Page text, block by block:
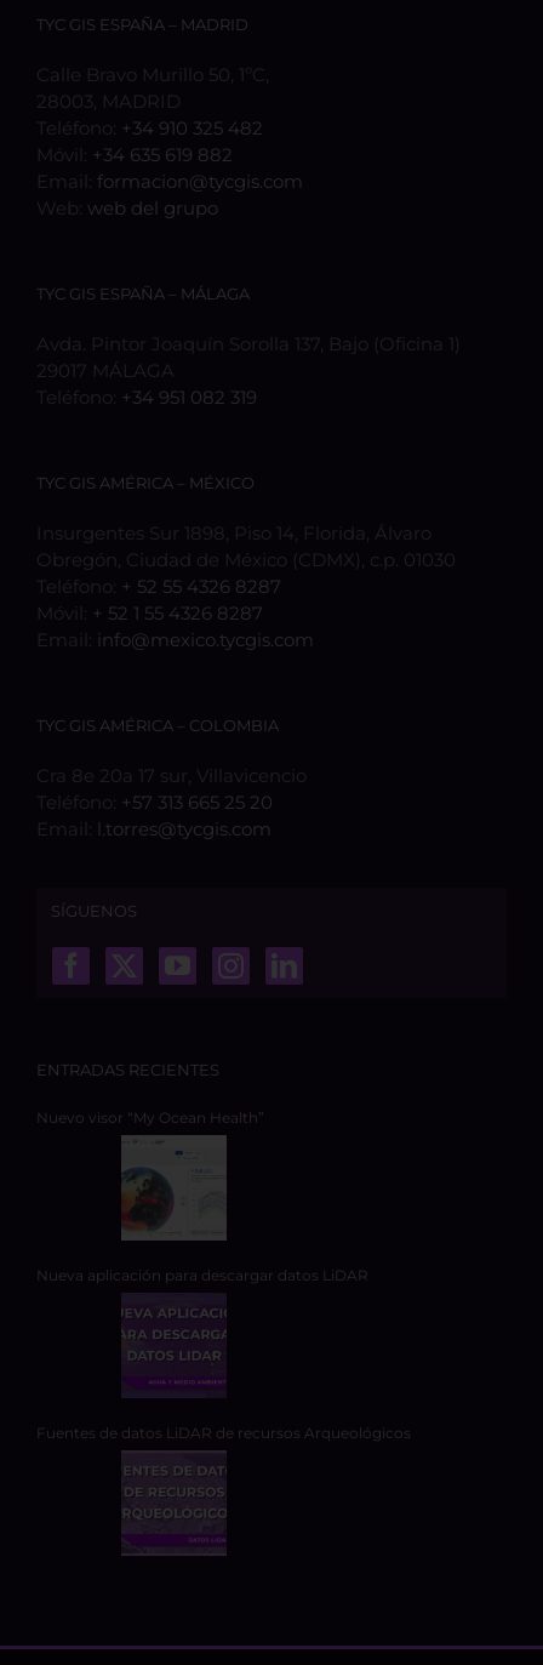
TYC GIS ESPAÑA – MADRID
Calle Bravo Murillo 50, 1ºC,
28003, MADRID
Teléfono: +34 910 325 482
Móvil: +34 635 619 882
Email: formacion@tycgis.com
Web: web del grupo
TYC GIS ESPAÑA – MÁLAGA
Avda. Pintor Joaquín Sorolla 137, Bajo (Oficina 1)
29017 MÁLAGA
Teléfono: +34 951 082 319
TYC GIS AMÉRICA – MÉXICO
Insurgentes Sur 1898, Piso 14, Florida, Álvaro
Obregón, Ciudad de México (CDMX), c.p. 01030
Teléfono: + 52 55 4326 8287
Móvil: + 52 1 55 4326 8287
Email: info@mexico.tycgis.com
TYC GIS AMÉRICA – COLOMBIA
Cra 8e 20a 17 sur, Villavicencio
Teléfono: +57 313 665 25 20
Email:
l.torres@tycgis.com
SÍGUENOS
ENTRADAS RECIENTES
Nuevo visor “My Ocean Health”
Nueva aplicación para descargar datos LiDAR
Fuentes de datos LiDAR de recursos Arqueológicos